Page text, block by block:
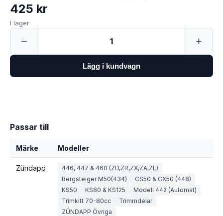
425 kr
I lager
− 1 +
Lägg i kundvagn
Passar till
Märke Modeller
Zündapp
446, 447 & 460 (ZD,ZR,ZX,ZA,ZL)
Bergsteiger M50(434)
CS50 & CX50 (448)
KS50
KS80 & KS125
Modell 442 (Automat)
Trimkitt 70-80cc
Trimmdelar
ZÜNDAPP Övriga